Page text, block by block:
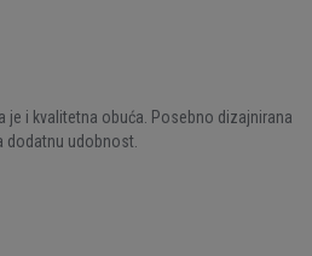
je i kvalitetna obuća. Posebno dizajnirana
udobnost.